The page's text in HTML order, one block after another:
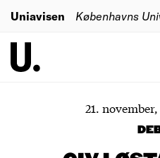
Uniavisen Københavns
21. november,